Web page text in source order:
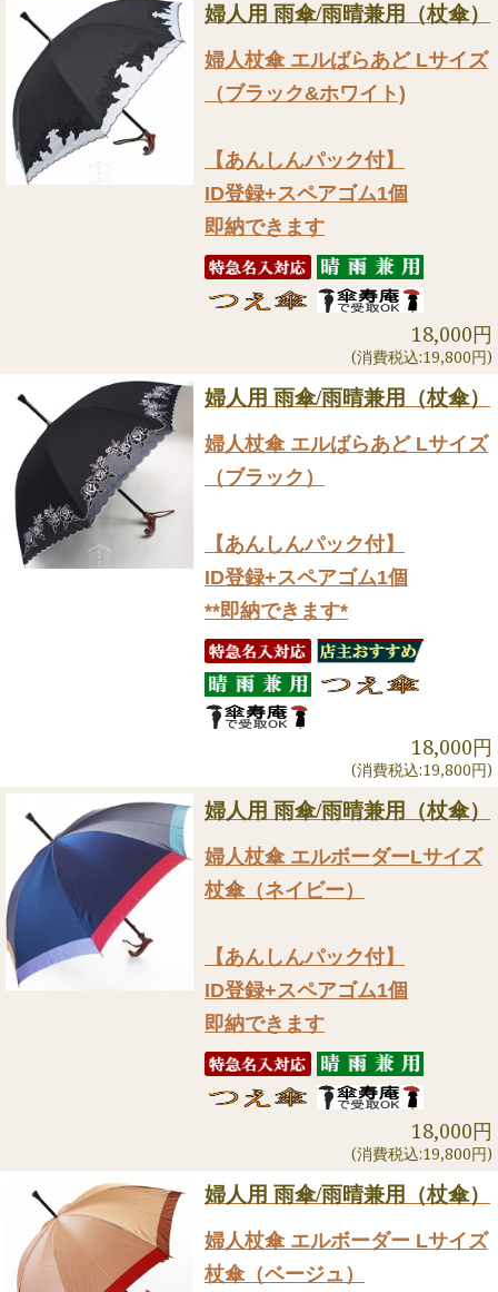
婦人用 雨傘/雨晴兼用（杖傘）
婦人杖傘 エルばらあど Lサイズ
（ブラック&ホワイト)
【あんしんパック付】
ID登録+スペアゴム1個
即納できます
18,000円
(消費税込:19,800円)
婦人用 雨傘/雨晴兼用（杖傘）
婦人杖傘 エルばらあど Lサイズ
（ブラック）
【あんしんパック付】
ID登録+スペアゴム1個
**即納できます*
18,000円
(消費税込:19,800円)
婦人用 雨傘/雨晴兼用（杖傘）
婦人杖傘 エルボーダーLサイズ
杖傘（ネイビー）
【あんしんパック付】
ID登録+スペアゴム1個
即納できます
18,000円
(消費税込:19,800円)
婦人用 雨傘/雨晴兼用（杖傘）
婦人杖傘 エルボーダー Lサイズ
杖傘（ベージュ）